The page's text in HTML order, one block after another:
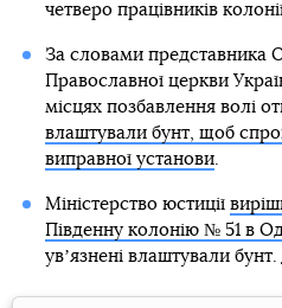
четверо працівників
За словами представника
Православної церкви
місцях позбавлення волі
влаштували бунт, щоб
виправної установи.
Міністерство юстиції
Південну колонію № 51 в
увʼязнені влаштували бунт.